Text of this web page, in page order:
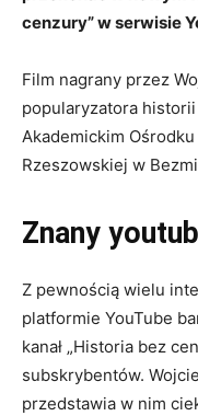
cenzury” w serwisie
Film nagrany przez
popularyzatora historii
Akademickim
Rzeszowskiej w
Znany
Z pewnością wielu
platformie YouTube
kanał „Historia bez
subskrybentów.
przedstawia w nim